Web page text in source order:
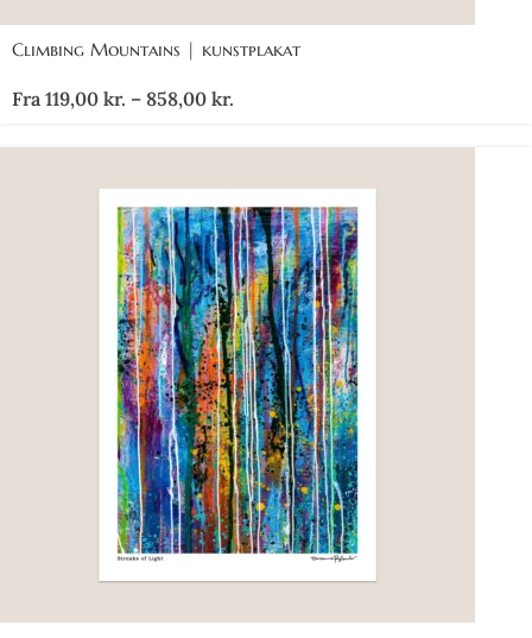
Climbing Mountains | kunstplakat
Fra 119,00 kr. – 858,00 kr.